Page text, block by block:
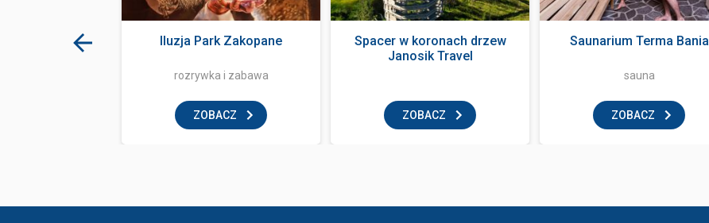
Kurniawa Iluzja Park Zakopane
rozrywka i zabawa
ZOBACZ
Spacer w koronach drzew
Janosik Travel
ZOBACZ
Saunarium Terma Bania
sauna
ZOBACZ